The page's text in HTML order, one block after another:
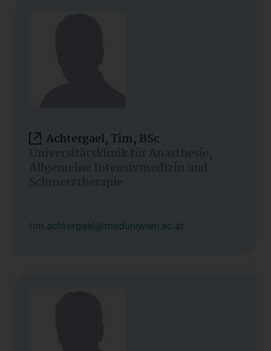
Achtergael, Tim, BSc
Universitätsklinik für Anästhesie,
Allgemeine Intensivmedizin und
Schmerztherapie
tim.achtergael@meduniwien.ac.at